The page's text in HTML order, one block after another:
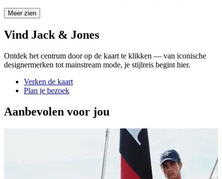
Meer zien
Vind Jack & Jones
Ontdek het centrum door op de kaart te klikken — van iconische
designermerken tot mainstream mode, je stijlreis begint hier.
Verken de kaart
Plan je bezoek
Aanbevolen voor jou